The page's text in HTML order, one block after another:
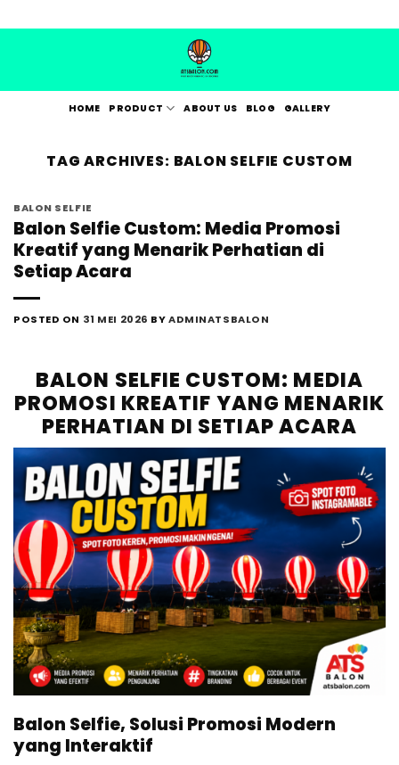
to
HOME PRODUCT ABOUT US BLOG GALLERY
TAG ARCHIVES: BALON SELFIE CUSTOM
BALON SELFIE
Balon Selfie Custom: Media Promosi
Kreatif yang Menarik Perhatian di
Setiap Acara
POSTED ON 31 MEI 2026 BYADMINATSBALON
BALON SELFIE CUSTOM: MEDIA
PROMOSI KREATIF YANG MENARIK
PERHATIAN DI SETIAP ACARA
Balon Selfie, Solusi Promosi Modern
yang Interaktif